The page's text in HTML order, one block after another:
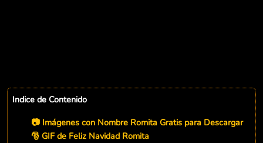
Indice de Contenido
📷 Imágenes con Nombre Romita Gratis para Descargar
🎅 GIF de Feliz Navidad Romita